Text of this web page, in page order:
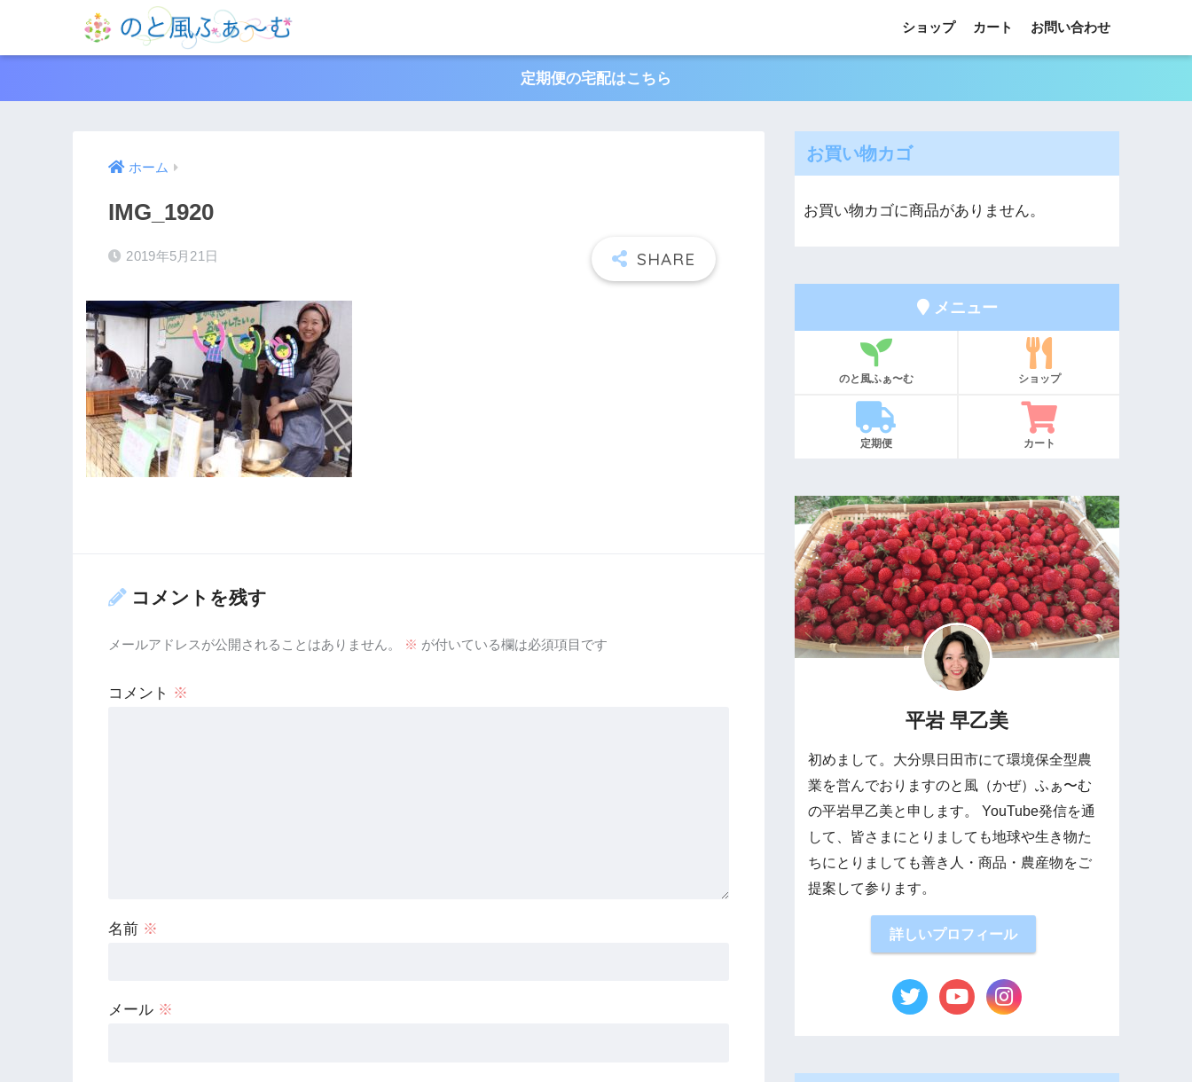
ショップ カート お問い合わせ
定期便の宅配はこちら
ホーム
IMG_1920
2019年5月21日
コメントを残す
メールアドレスが公開されることはありません。 ※ が付いている欄は必須項目です
コメント ※
名前 ※
メール ※
お買い物カゴ
お買い物カゴに商品がありません。
メニュー
のと風ふぁ〜む ショップ
定期便 カート
平岩 早乙美
初めまして。大分県日田市にて環境保全型農
業を営んでおりますのと風（かぜ）ふぁ〜む
の平岩早乙美と申します。 YouTube発信を通
して、皆さまにとりましても地球や生き物た
ちにとりましても善き人・商品・農産物をご
提案して参ります。
詳しいプロフィール